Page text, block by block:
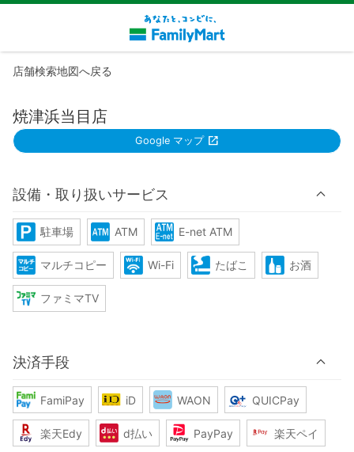
店舗検索地図へ戻る
焼津浜当目店
Google マップ
設備・取り扱いサービス
駐車場 ATM E-net ATM
マルチコピー Wi-Fi たばこ お酒
ファミマTV
決済手段
FamiPay iD WAON QUICPay
楽天Edy d払い PayPay 楽天ペイ